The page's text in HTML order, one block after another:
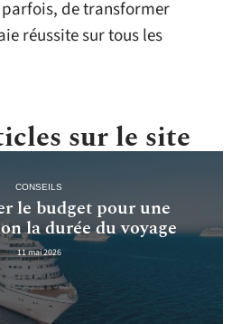
de transformer
réussite sur tous les
sur le site
CONSEILS
le budget pour une
la durée du voyage
11 mai 2026